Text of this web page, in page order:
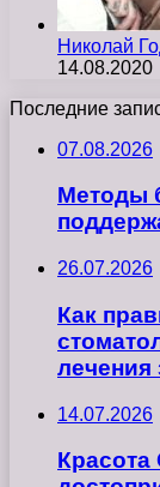
Николай
14.08.2020
Последние
07.08.2026
Методы
26.07.2026
Как
лечения
14.07.2026
Красота